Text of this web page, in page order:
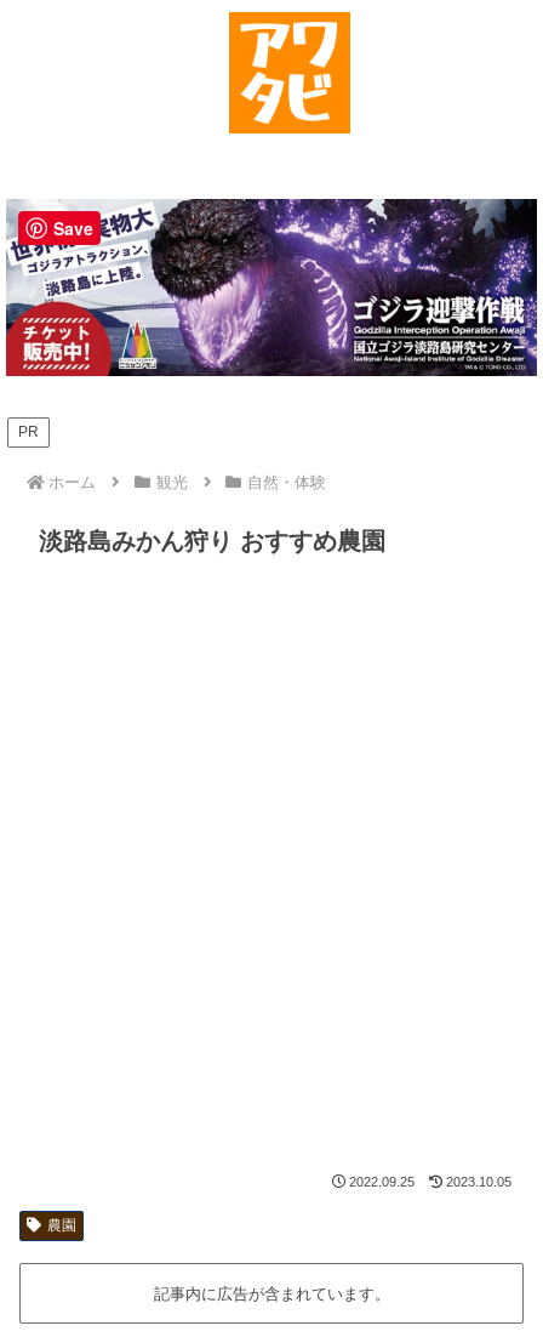
PR
ホーム 観光 自然・体験
淡路島みかん狩り おすすめ農園
2022.09.25 2023.10.05
農園
記事内に広告が含まれています。
Save